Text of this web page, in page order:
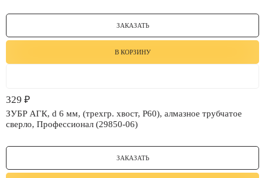
ЗАКАЗАТЬ
В КОРЗИНУ
329 ₽
ЗУБР АГК, d 6 мм, (трехгр. хвост, Р60), алмазное трубчатое
сверло, Профессионал (29850-06)
ЗАКАЗАТЬ